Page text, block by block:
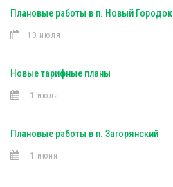
Плановые работы в п. Новый Городок
10 июля
Новые тарифные планы
1 июля
Плановые работы в п. Загорянский
1 июня